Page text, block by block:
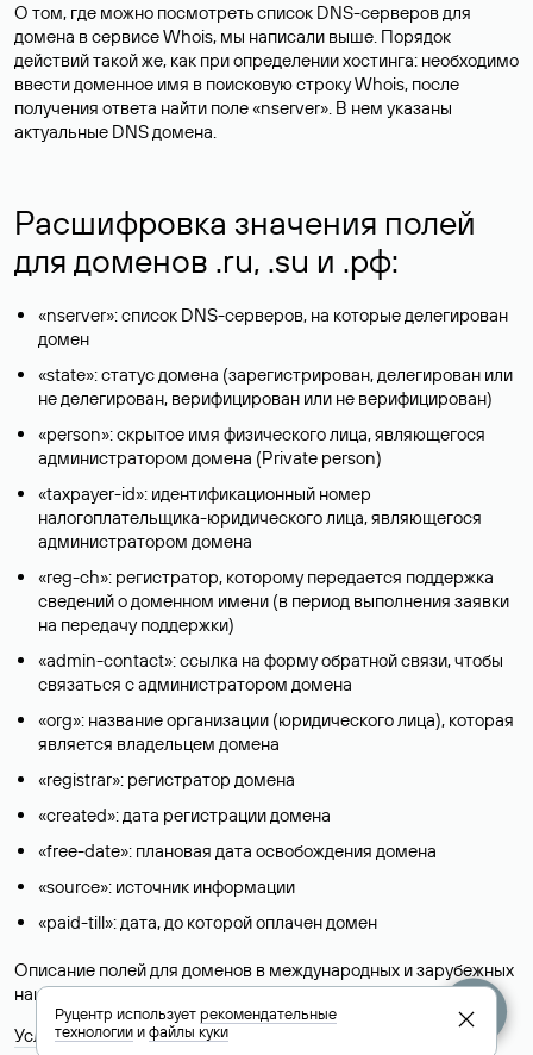
О том, где можно посмотреть список DNS-серверов для
домена в сервисе Whois, мы написали выше. Порядок
действий такой же, как при определении хостинга: необходимо
ввести доменное имя в поисковую строку Whois, после
получения ответа найти поле «nserver». В нем указаны
актуальные DNS домена.
Расшифровка значения полей
для доменов .ru, .su и .рф:
«nserver»: список DNS-серверов, на которые делегирован
домен
«state»: статус домена (зарегистрирован, делегирован или
не делегирован, верифицирован или не верифицирован)
«person»: скрытое имя физического лица, являющегося
администратором домена (Privatе person)
«taxpayer-id»: идентификационный номер
налогоплательщика-юридического лица, являющегося
администратором домена
«reg-ch»: регистратор, которому передается поддержка
сведений о доменном имени (в период выполнения заявки
на передачу поддержки)
«admin-contact»: ссылка на форму обратной связи, чтобы
связаться с администратором домена
«org»: название организации (юридического лица), которая
является владельцем домена
«registrar»: регистратор домена
«created»: дата регистрации домена
«free-date»: плановая дата освобождения домена
«source»: источник информации
«paid-till»: дата, до которой оплачен домен
Описание полей для доменов в международных и зарубежных
национальных доменах представлены в разделе «Помощь».
Условия использования Whois-сервиса
Руцентр используетрекомендательные
технологииифайлы куки